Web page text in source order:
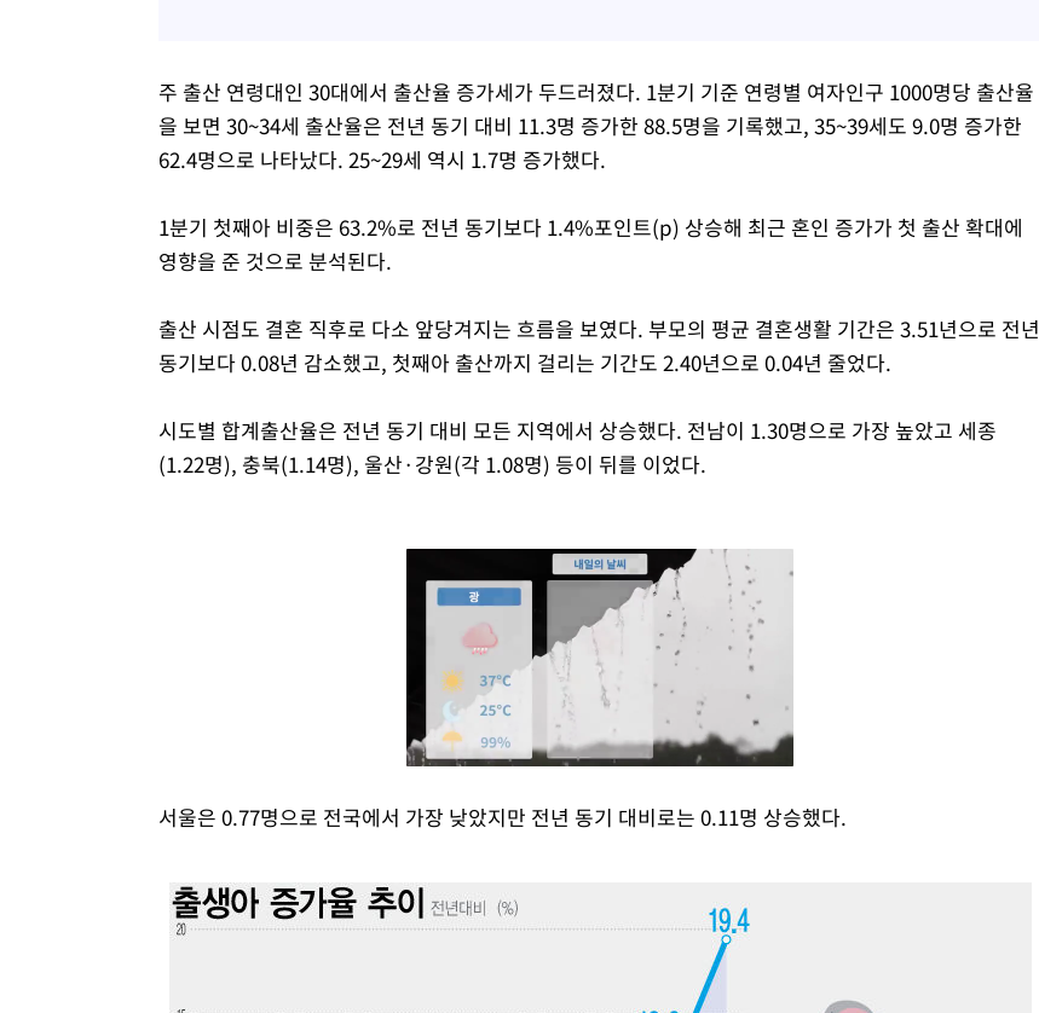
주 출산 연령대인 30대에서 출산율 증가세가 두드러졌다. 1분기 기준 연령별 여자인구 1000명당 출산율
을 보면 30~34세 출산율은 전년 동기 대비 11.3명 증가한 88.5명을 기록했고, 35~39세도 9.0명 증가한
62.4명으로 나타났다. 25~29세 역시 1.7명 증가했다.
1분기 첫째아 비중은 63.2%로 전년 동기보다 1.4%포인트(p) 상승해 최근 혼인 증가가 첫 출산 확대에
영향을 준 것으로 분석된다.
출산 시점도 결혼 직후로 다소 앞당겨지는 흐름을 보였다. 부모의 평균 결혼생활 기간은 3.51년으로 전년
동기보다 0.08년 감소했고, 첫째아 출산까지 걸리는 기간도 2.40년으로 0.04년 줄었다.
시도별 합계출산율은 전년 동기 대비 모든 지역에서 상승했다. 전남이 1.30명으로 가장 높았고 세종
(1.22명), 충북(1.14명), 울산·강원(각 1.08명) 등이 뒤를 이었다.
서울은 0.77명으로 전국에서 가장 낮았지만 전년 동기 대비로는 0.11명 상승했다.